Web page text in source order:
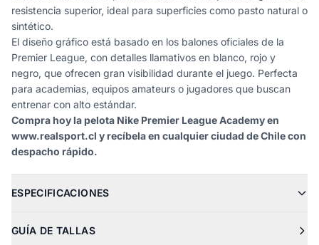
resistencia superior, ideal para superficies como pasto natural o
sintético.
El diseño gráfico está basado en los balones oficiales de la
Premier League, con detalles llamativos en blanco, rojo y
negro, que ofrecen gran visibilidad durante el juego. Perfecta
para academias, equipos amateurs o jugadores que buscan
entrenar con alto estándar.
Compra hoy la pelota Nike Premier League Academy en
www.realsport.cl y recíbela en cualquier ciudad de Chile con
despacho rápido.
ESPECIFICACIONES
GUÍA DE TALLAS